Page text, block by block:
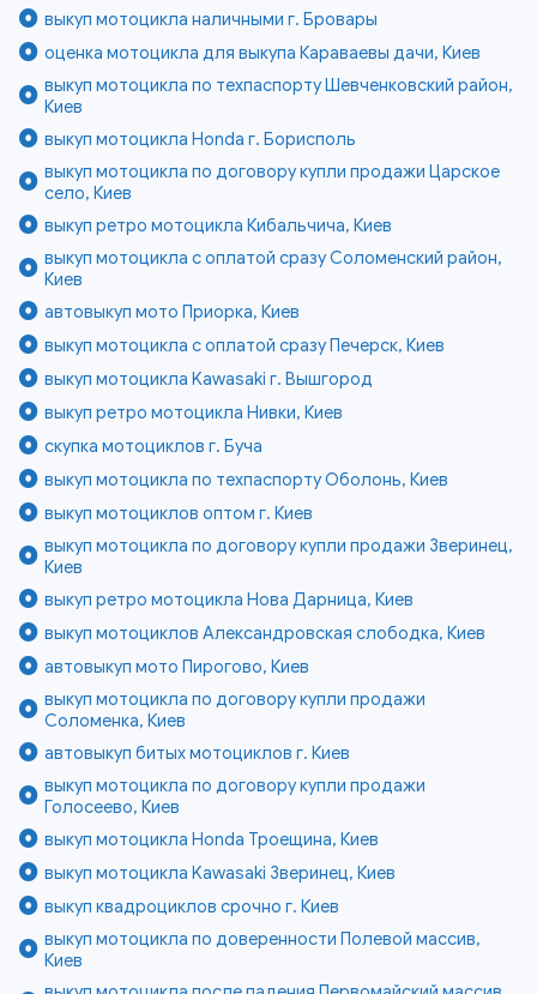
выкуп мотоцикла наличными г. Бровары
оценка мотоцикла для выкупа Караваевы дачи, Киев
выкуп мотоцикла по техпаспорту Шевченковский район,
Киев
выкуп мотоцикла Honda г. Борисполь
выкуп мотоцикла по договору купли продажи Царское
село, Киев
выкуп ретро мотоцикла Кибальчича, Киев
выкуп мотоцикла с оплатой сразу Соломенский район,
Киев
автовыкуп мото Приорка, Киев
выкуп мотоцикла с оплатой сразу Печерск, Киев
выкуп мотоцикла Kawasaki г. Вышгород
выкуп ретро мотоцикла Нивки, Киев
скупка мотоциклов г. Буча
выкуп мотоцикла по техпаспорту Оболонь, Киев
выкуп мотоциклов оптом г. Киев
выкуп мотоцикла по договору купли продажи Зверинец,
Киев
выкуп ретро мотоцикла Нова Дарница, Киев
выкуп мотоциклов Александровская слободка, Киев
автовыкуп мото Пирогово, Киев
выкуп мотоцикла по договору купли продажи
Соломенка, Киев
автовыкуп битых мотоциклов г. Киев
выкуп мотоцикла по договору купли продажи
Голосеево, Киев
выкуп мотоцикла Honda Троещина, Киев
выкуп мотоцикла Kawasaki Зверинец, Киев
выкуп квадроциклов срочно г. Киев
выкуп мотоцикла по доверенности Полевой массив,
Киев